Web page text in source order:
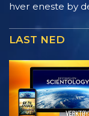
hver eneste by
LAST NED